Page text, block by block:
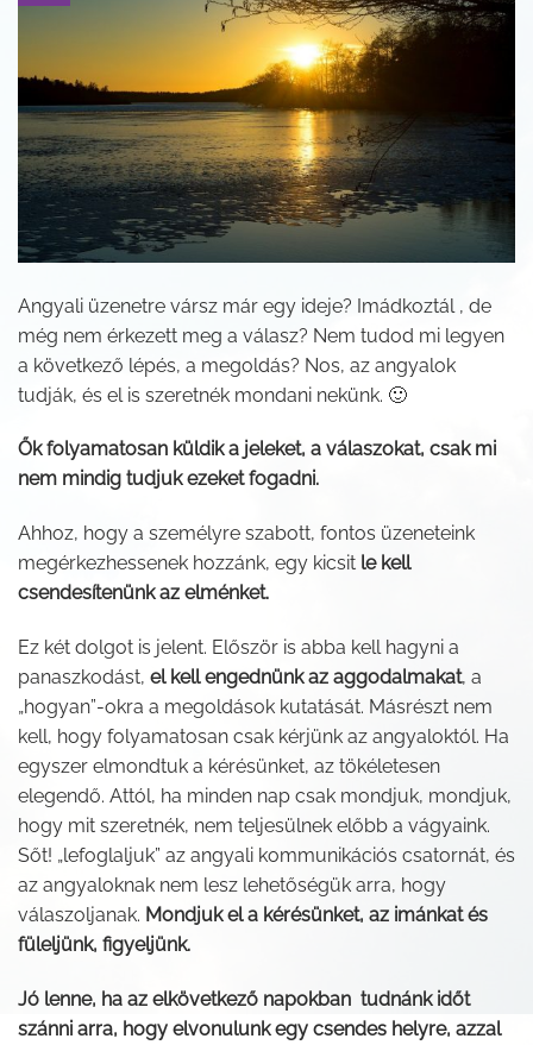
Angyali üzenetre vársz már egy ideje? Imádkoztál , de
még nem érkezett meg a válasz? Nem tudod mi legyen
a következő lépés, a megoldás? Nos, az angyalok
tudják, és el is szeretnék mondani nekünk. 🙂
Ők folyamatosan küldik a jeleket, a válaszokat, csak mi
nem mindig tudjuk ezeket fogadni.
Ahhoz, hogy a személyre szabott, fontos üzeneteink
megérkezhessenek hozzánk, egy kicsit le kell
csendesítenünk az elménket.
Ez két dolgot is jelent. Először is abba kell hagyni a
panaszkodást, el kell engednünk az aggodalmakat, a
„hogyan”-okra a megoldások kutatását. Másrészt nem
kell, hogy folyamatosan csak kérjünk az angyaloktól. Ha
egyszer elmondtuk a kérésünket, az tökéletesen
elegendő. Attól, ha minden nap csak mondjuk, mondjuk,
hogy mit szeretnék, nem teljesülnek előbb a vágyaink.
Sőt! „lefoglaljuk” az angyali kommunikációs csatornát, és
az angyaloknak nem lesz lehetőségük arra, hogy
válaszoljanak. Mondjuk el a kérésünket, az imánkat és
füleljünk, figyeljünk.
Jó lenne, ha az elkövetkező napokban tudnánk időt
szánni arra, hogy elvonulunk egy csendes helyre, azzal